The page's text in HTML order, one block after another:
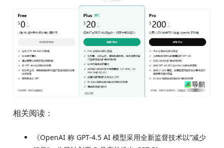
相关阅读：
《OpenAI 称 GPT-4.5 AI 模型采用全新监督技术以“减少